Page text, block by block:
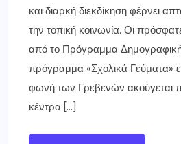
και διαρκή διεκδίκηση φέρνει
την τοπική κοινωνία. Οι
από το Πρόγραμμα
πρόγραμμα «Σχολικά Γεύματα»
φωνή των Γρεβενών ακούγεται
κέντρα […]